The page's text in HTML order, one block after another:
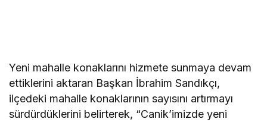
Yeni mahalle konaklarını hizmete sunmaya devam
ettiklerini aktaran Başkan İbrahim Sandıkçı,
ilçedeki mahalle konaklarının sayısını artırmayı
sürdürdüklerini belirterek, “Canik’imizde yeni